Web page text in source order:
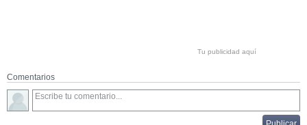
Tu publicidad aquí
Comentarios